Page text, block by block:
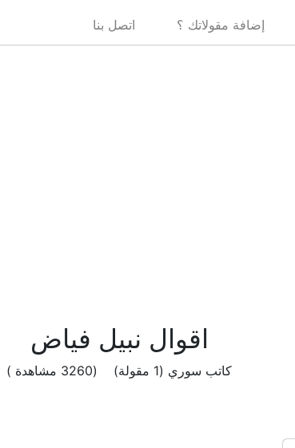
إضافة مقولاتك ؟ اتصل بنا
اقوال نبيل فياض
كاتب سوري (1 مقولة) (3260 مشاهدة )